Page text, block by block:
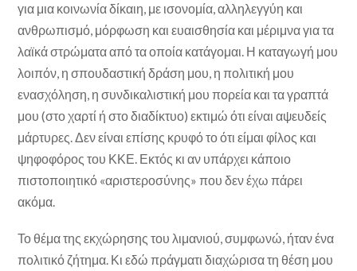
για μια κοινωνία δίκαιη, με ισονομία, αλληλεγγύη και
ανθρωπισμό, μόρφωση και ευαισθησία και μέριμνα για τα
λαϊκά στρώματα από τα οποία κατάγομαι. Η καταγωγή μου
λοιπόν, η σπουδαστική δράση μου, η πολιτική μου
ενασχόληση, η συνδικαλιστική μου πορεία και τα γραπτά
μου (στο χαρτί ή στο διαδίκτυο) εκτιμώ ότι είναι αψευδείς
μάρτυρες. Δεν είναι επίσης κρυφό το ότι είμαι φίλος και
ψηφοφόρος του ΚΚΕ. Εκτός κι αν υπάρχει κάποιο
πιστοποιητικό «αριστεροσύνης» που δεν έχω πάρει
ακόμα.
Το θέμα της εκχώρησης του λιμανιού, συμφωνώ, ήταν ένα
πολιτικό ζήτημα. Κι εδώ πράγματι διαχώρισα τη θέση μου